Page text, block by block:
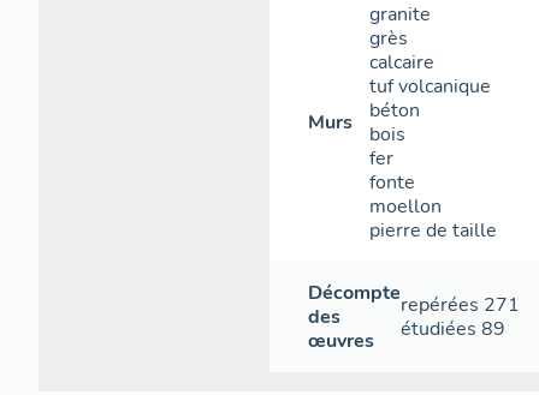
Murs
granite
grès
calcaire
tuf volcanique
béton
bois
fer
fonte
moellon
pierre de taille
Décompte
des
œuvres
repérées 271
étudiées 89